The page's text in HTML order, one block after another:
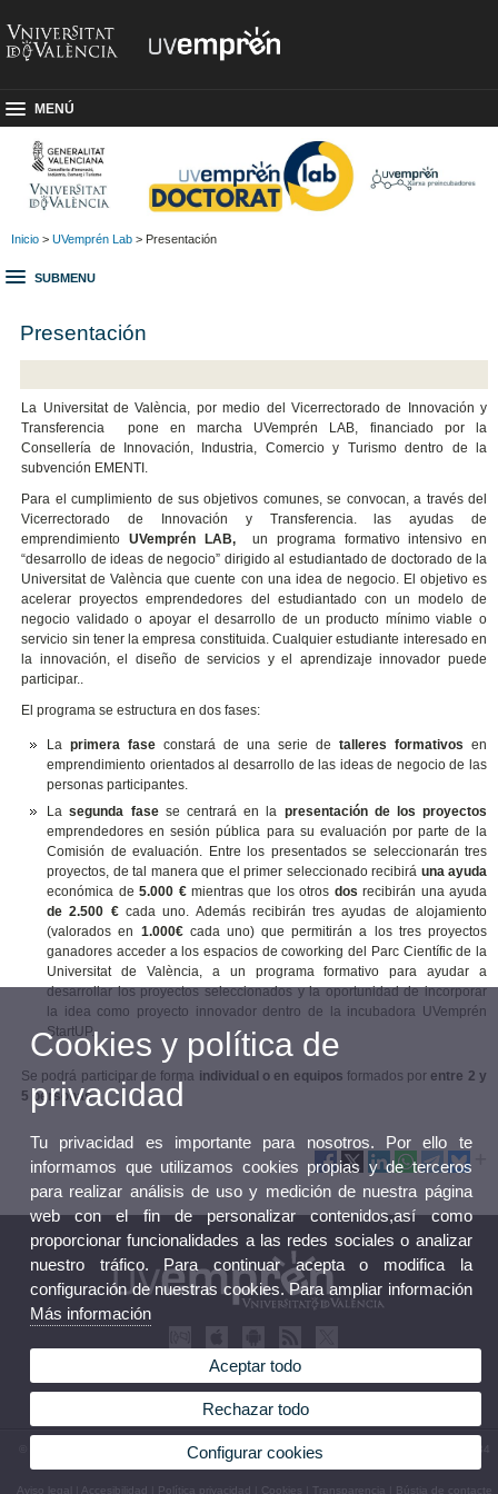
MENÚ
Inicio > UVemprén Lab > Presentación
SUBMENU
Presentación
La Universitat de València, por medio del Vicerrectorado de Innovación y
Transferencia pone en marcha UVemprén LAB, financiado por la
Consellería de Innovación, Industria, Comercio y Turismo dentro de la
subvención EMENTI.
Para el cumplimiento de sus objetivos comunes, se convocan, a través del
Vicerrectorado de Innovación y Transferencia. las ayudas de
emprendimiento UVemprén LAB,un programa formativo intensivo en
“desarrollo de ideas de negocio” dirigido al estudiantado de doctorado de la
Universitat de València que cuente con una idea de negocio. El objetivo es
acelerar proyectos emprendedores del estudiantado con un modelo de
negocio validado o apoyar el desarrollo de un producto mínimo viable o
servicio sin tener la empresa constituida. Cualquier estudiante interesado en
la innovación, el diseño de servicios y el aprendizaje innovador puede
participar..
El programa se estructura en dos fases:
Laprimera fase constará de una serie detalleres formativos en
emprendimiento orientados al desarrollo de las ideas de negocio de las
personas participantes.
Lasegunda fasese centrará en la presentación de los proyectos
emprendedores en sesión pública para su evaluación por parte de la
Comisión de evaluación. Entre los presentados se seleccionarán tres
proyectos, de tal manera que el primer seleccionado recibirá una ayuda
económica de5.000 €mientras que los otros dos recibirán una ayuda
de 2.500 €cada uno. Además recibirán tres ayudas de alojamiento
(valorados en 1.000€ cada uno) que permitirán a los tres proyectos
ganadores acceder a los espacios de coworking del Parc Científic de la
Universitat de València, a un programa formativo para ayudar a
desarrollar los proyectos seleccionados y la oportunidad de incorporar
la idea como proyecto innovador dentro de la incubadora UVemprén
StartUP.
Se podrá participar de forma individual o en equipos formados por entre 2 y
5 personas.
© 2026 UV. - Calle Albalat dels Tarongers, nº 3 bajo 46021 VALENCIA. Teléfono: 96 398 34
Aviso legal Accesibilidad Política privacidad Cookies Transparencia Bústia de contacte
Cookies y política de
privacidad
Tu privacidad es importante para nosotros. Por ello te
informamos que utilizamos cookies propias y de terceros
para realizar análisis de uso y medición de nuestra página
web con el fin de personalizar contenidos,así como
proporcionar funcionalidades a las redes sociales o analizar
nuestro tráfico. Para continuar acepta o modifica la
configuración de nuestras cookies. Para ampliar información
Más información
Aceptar todo
Rechazar todo
Configurar cookies